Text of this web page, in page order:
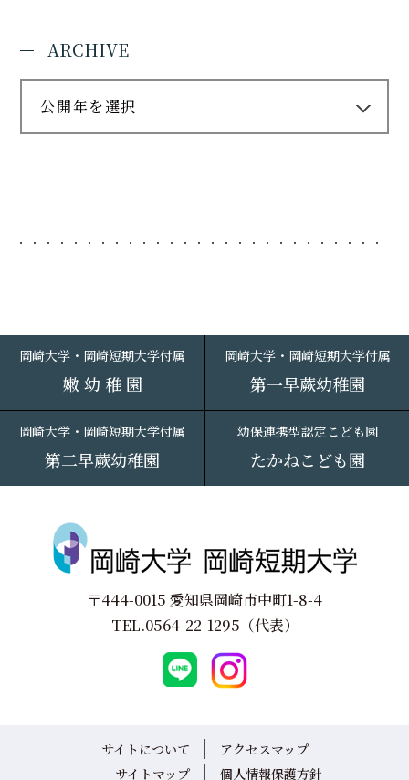
ARCHIVE
公開年を選択
岡崎大学・岡崎短期大学付属
嫩 幼 稚 園
岡崎大学・岡崎短期大学付属
第一早蕨幼稚園
岡崎大学・岡崎短期大学付属
第二早蕨幼稚園
幼保連携型認定こども園
たかねこども園
〒444-0015 愛知県岡崎市中町1-8-4
TEL.0564-22-1295 （代表）
サイトについて
アクセスマップ
サイトマップ
個人情報保護方針